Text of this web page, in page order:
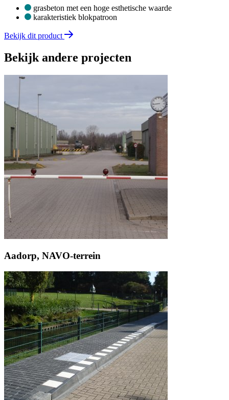
grasbeton met een hoge esthetische waarde
karakteristiek blokpatroon
Bekijk dit product
Bekijk andere projecten
Aadorp, NAVO-terrein